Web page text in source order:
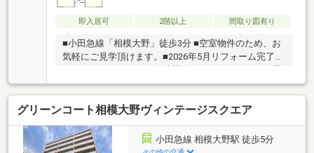
即入居可 2階以上 間取り図有り
■小田急線「相模大野」徒歩3分 ■空室物件のため、お
気軽にご見学頂けます。■2026年5月リフォーム完了済
みシステムキッチン（食洗機付）・ユニットバス・電
気温水器トイレ（洗浄便座）・洗面化粧台・洗濯パン
玄関収納・建具・フローリング・クロス・照明
グリーンコート相模大野ヴィンテージスクエア
小田急線 相模大野駅 徒歩5分